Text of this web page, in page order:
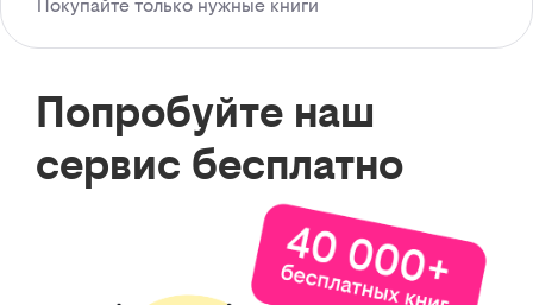
Покупайте только нужные книги
Попробуйте наш
сервис бесплатно